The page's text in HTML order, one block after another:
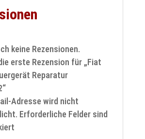
keine Rezensionen.
erste Rezension für „Fiat
Reparatur
Adresse wird nicht
Erforderliche Felder sind